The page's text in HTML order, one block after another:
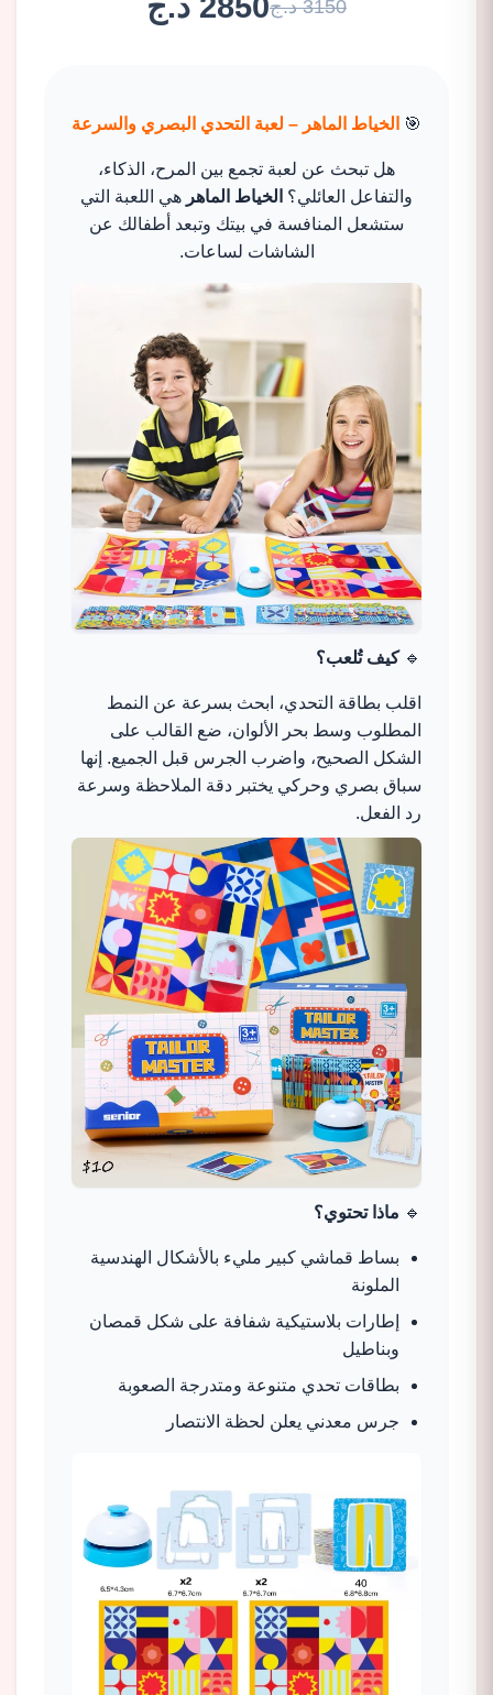
3150 د.ج
🎯 الخياط الماهر – لعبة التحدي البصري والسرعة
هل تبحث عن لعبة تجمع بين المرح، الذكاء،
والتفاعل العائلي؟ الخياط الماهر هي اللعبة التي
ستشعل المنافسة في بيتك وتبعد أطفالك عن
الشاشات لساعات.
🔹كيف تُلعب؟
اقلب بطاقة التحدي، ابحث بسرعة عن النمط
المطلوب وسط بحر الألوان، ضع القالب على
الشكل الصحيح، واضرب الجرس قبل الجميع. إنها
سباق بصري وحركي يختبر دقة الملاحظة وسرعة
رد الفعل.
🔹 ماذا تحتوي؟
بساط قماشي كبير مليء بالأشكال الهندسية
الملونة
إطارات بلاستيكية شفافة على شكل قمصان
وبناطيل
بطاقات تحدي متنوعة ومتدرجة الصعوبة
جرس معدني يعلن لحظة الانتصار